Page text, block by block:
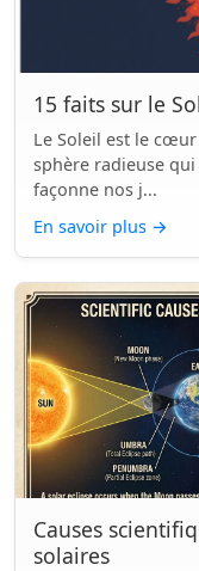
15 faits sur le
Le Soleil est le
sphère radieuse
façonne nos j...
En savoir plus →
Causes
solaires